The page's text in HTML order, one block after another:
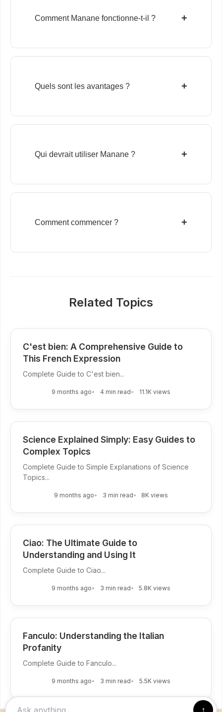
Comment Manane fonctionne-t-il ? +
Quels sont les avantages ? +
Qui devrait utiliser Manane ? +
Comment commencer ? +
Related Topics
C'est bien: A Comprehensive Guide to
This French Expression
Complete Guide to C'est bien...
9 months ago 4 min read 11.1K views
Science Explained Simply: Easy Guides to
Complex Topics
Complete Guide to Simple Explanations of Science
Topics...
9 months ago 3 min read 8K views
Ciao: The Ultimate Guide to
Understanding and Using It
Complete Guide to Ciao...
9 months ago 3 min read 5.8K views
Fanculo: Understanding the Italian
Profanity
Complete Guide to Fanculo...
9 months ago 3 min read 5.5K views
↑